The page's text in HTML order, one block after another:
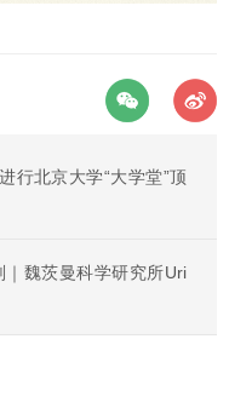
行北京大学“大学堂”顶
｜魏茨曼科学研究所Uri